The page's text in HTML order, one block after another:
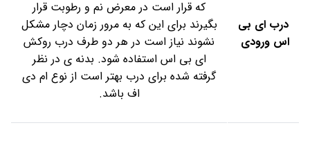
درب ای بی
اس ورودی
که قرار است در معرض نم و رطوبت قرار
بگیرند برای این که به مرور زمان دچار مشکل
نشوند نیاز است در هر دو طرف درب روکش
ای بی اس استفاده شود. بدنه ی در نظر
گرفته شده برای درب بهتر است از نوع ام دی
اف باشد.